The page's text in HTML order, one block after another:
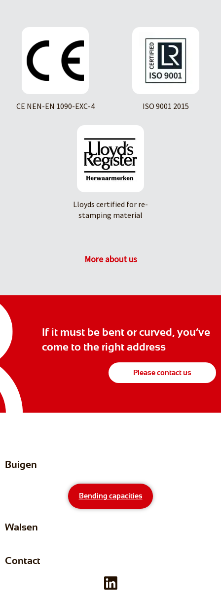
CE NEN-EN 1090-EXC-4 ISO 9001 2015
Lloyds certified for re-
stamping material
More about us
If it must be bent or curved, you’ve
come to the right address
Please contact us
Buigen
Bending capacities
Walsen
Contact